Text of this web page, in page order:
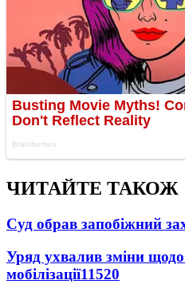
ЧИТАЙТЕ ТАКОЖ
Суд обрав запобіжний
Уряд ухвалив зміни щодо
мобілізації11520